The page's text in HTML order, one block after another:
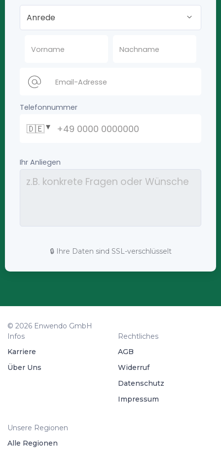
🔒 Ihre Daten sind SSL-verschlüsselt
© 2026 Enwendo GmbH
Infos
Karriere
Über Uns
Rechtliches
AGB
Widerruf
Datenschutz
Impressum
Unsere Regionen
Alle Regionen